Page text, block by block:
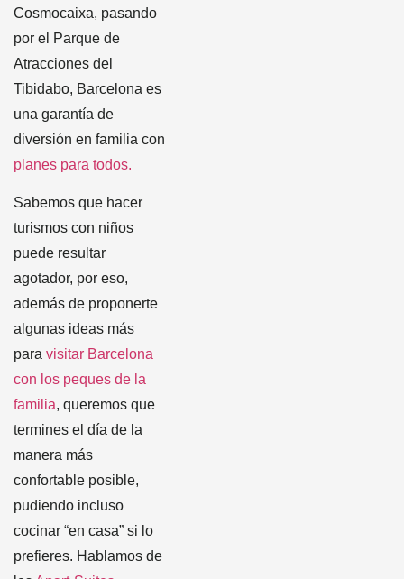
Cosmocaixa, pasando
por el Parque de
Atracciones del
Tibidabo, Barcelona es
una garantía de
diversión en familia con
planes para todos.
Sabemos que hacer
turismos con niños
puede resultar
agotador, por eso,
además de proponerte
algunas ideas más
para visitar Barcelona
con los peques de la
familia, queremos que
termines el día de la
manera más
confortable posible,
pudiendo incluso
cocinar “en casa” si lo
prefieres. Hablamos de